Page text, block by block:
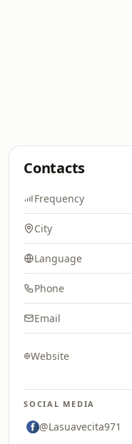
Contacts
Frequency
City
Language
Phone
Email
Website
SOCIAL MEDIA
@Lasuavecita971